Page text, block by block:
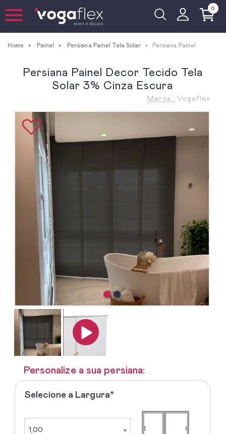
0
Home Painel Persiana Painel Tela Solar Persiana Painel
Persiana Painel Decor Tecido Tela
Solar 3% Cinza Escura
Marca.: Vogaflex
Personalize a sua persiana:
1º
Selecione a Largura*
1,00